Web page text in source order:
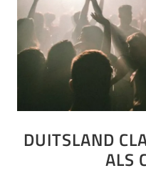
DUITSLAND
ALS